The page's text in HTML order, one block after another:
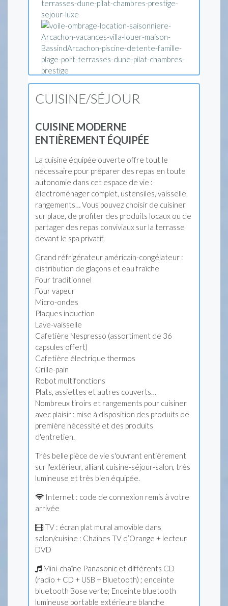
CUISINE/SÉJOUR
CUISINE MODERNE
ENTIÈREMENT ÉQUIPÉE
La cuisine équipée ouverte offre tout le
nécessaire pour préparer des repas en toute
autonomie dans cet espace de vie :
électroménager complet, ustensiles, vaisselle,
rangements… Vous pouvez choisir de cuisiner
sur place, de profiter des produits locaux ou de
partager des repas conviviaux sur la terrasse
devant le spa privatif.
Grand réfrigérateur américain-congélateur :
distribution de glaçons et eau fraîche
Four traditionnel
Four vapeur
Micro-ondes
Plaques induction
Lave-vaisselle
Cafetière Nespresso (assortiment de 36
capsules offert)
Cafetière électrique thermos
Grille-pain
Robot multifonctions
Plats, assiettes et autres couverts…
Nombreux tiroirs et rangements pour cuisiner
avec plaisir : mise à disposition des produits de
première nécessité et des produits
d'entretien.
Très belle pièce de vie s'ouvrant entièrement
sur l'extérieur, alliant cuisine-séjour-salon, très
lumineuse et très bien équipée.
Internet : code de connexion remis à votre
arrivée
TV : écran plat mural amovible dans
salon/cuisine : Chaînes TV d’Orange + lecteur
DVD
Mini-chaîne Panasonic et différents CD
(radio + CD + USB + Bluetooth) ; enceinte
bluetooth Bose verte; Enceinte bluetooth
lumineuse portable extérieure blanche